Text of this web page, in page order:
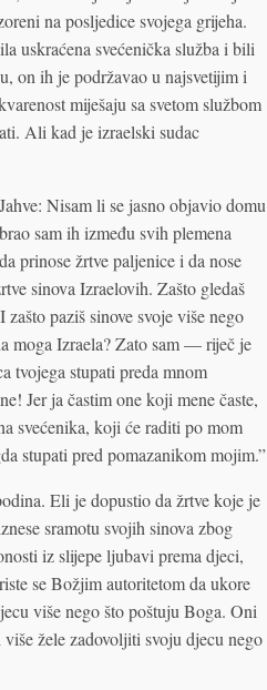
na posljedice svojega grijeha.
uskraćena svećenička služba i bili
on ih je podržavao u najsvetijim i
miješaju sa svetom službom
Ali kad je izraelski sudac
Nisam li se jasno objavio domu
sam ih između svih plemena
prinose žrtve paljenice i da nose
sinova Izraelovih. Zašto gledaš
paziš sinove svoje više nego
moga Izraela? Zato sam — riječ je
tvojega stupati preda mnom
Jer ja častim one koji mene časte,
svećenika, koji će raditi po mom
stupati pred pomazanikom mojim.”
Eli je dopustio da žrtve koje je
sramotu svojih sinova zbog
iz slijepe ljubavi prema djeci,
se Božjim autoritetom da ukore
više nego što poštuju Boga. Oni
žele zadovoljiti svoju djecu nego